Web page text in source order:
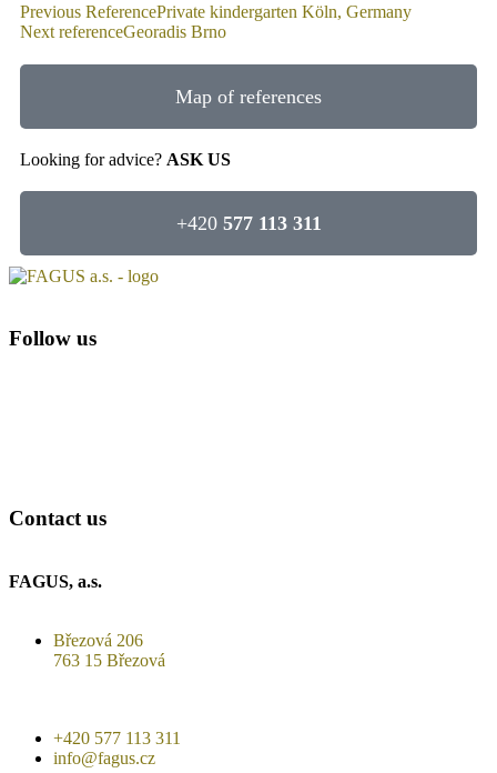
Previous ReferencePrivate kindergarten Köln, Germany
Next referenceGeoradis Brno
Map of references
Looking for advice? ASK US
+420 577 113 311
Follow us
Contact us
FAGUS, a.s.
Březová 206
763 15 Březová
+420 577 113 311
info@fagus.cz